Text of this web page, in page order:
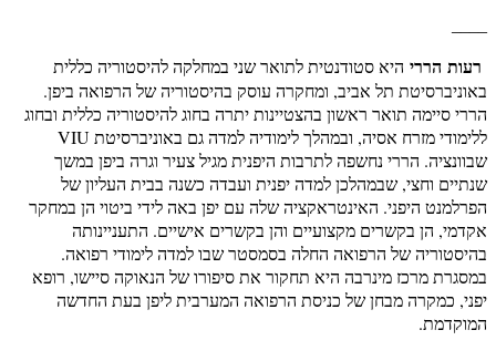
רעות הררי היא סטודנטית לתואר שני במחלקה להיסטוריה כללית
באוניברסיטת תל אביב, ומחקרה עוסק בהיסטוריה של הרפואה ביפן.
הררי סיימה תואר ראשון בהצטיינות יתרה בחוג להיסטוריה כללית ובחוג
ללימודי מזרח אסיה, ובמהלך לימודיה למדה גם באוניברסיטת VIU
שבוונציה. הררי נחשפה לתרבות היפנית מגיל צעיר וגרה ביפן במשך
שנתיים וחצי, שבמהלכן למדה יפנית ועבדה כשנה בבית העליון של
הפרלמנט היפני. האינטראקציה שלה עם יפן באה לידי ביטוי הן במחקר
אקדמי, הן בקשרים מקצועיים והן בקשרים אישיים. התעניינותה
בהיסטוריה של הרפואה החלה בסמסטר שבו למדה לימודי רפואה.
במסגרת מרכז מינרבה היא תחקור את סיפורו של הנאוקה סיישו, רופא
יפני, כמקרה מבחן של כניסת הרפואה המערבית ליפן בעת החדשה
המוקדמת.